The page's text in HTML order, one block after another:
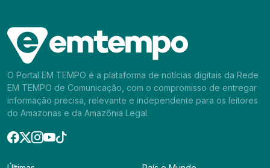
O Portal EM TEMPO é a plataforma de notícias digitais da Rede
EM TEMPO de Comunicação, com o compromisso de entregar
informação precisa, relevante e independente para os leitores
do Amazonas e da Amazônia Legal.